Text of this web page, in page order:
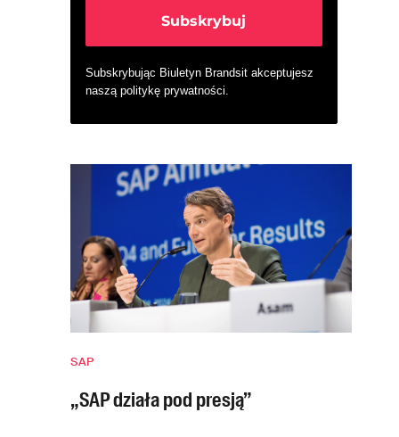
Subskrybując Biuletyn Brandsit akceptujesz
naszą politykę prywatności
SAP
„SAP działa pod presją”